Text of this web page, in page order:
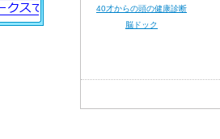
40才からの頭の健康診断
脳ドック